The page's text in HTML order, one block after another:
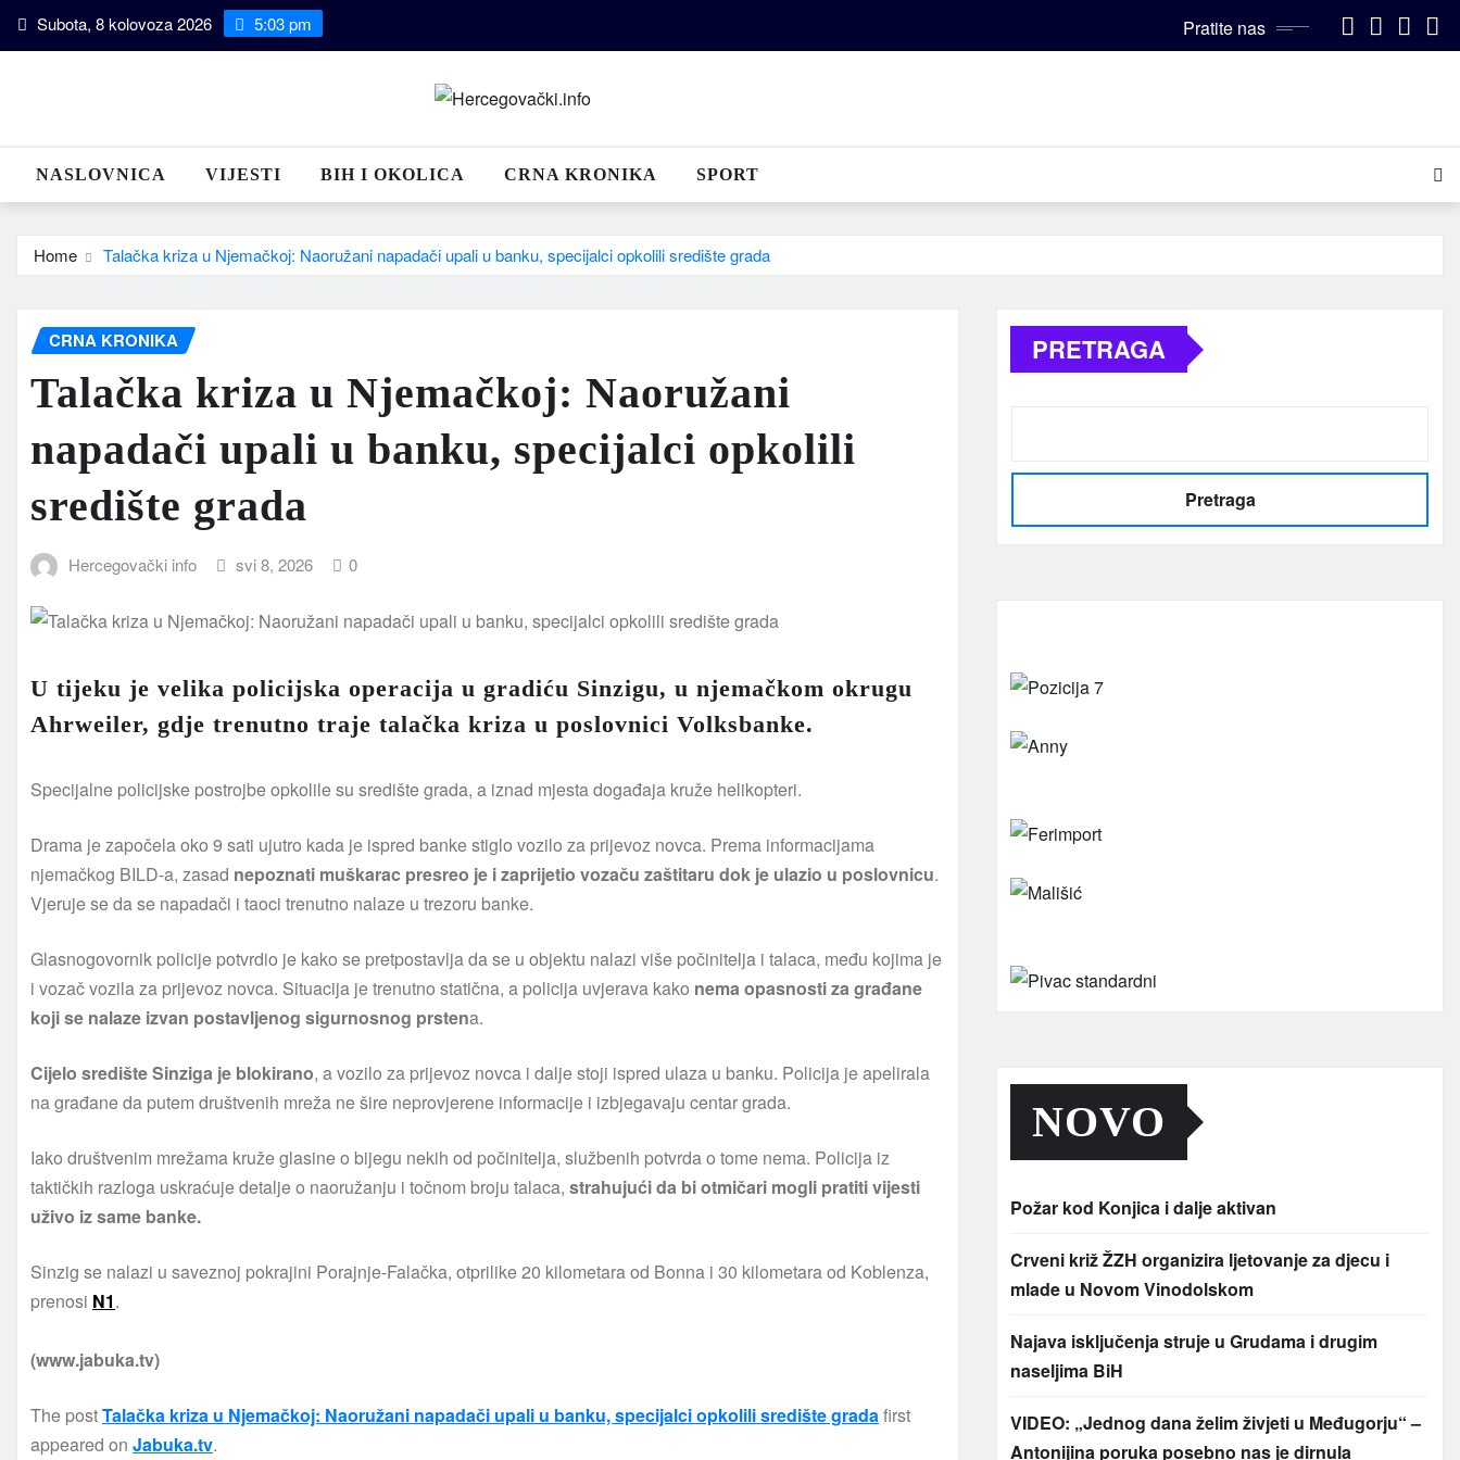
Skip Subota, 8 kolovoza 2026 5:03 pm Pratite nas
NASLOVNICA VIJESTI BIH I OKOLICA CRNA KRONIKA SPORT
Home Talačka kriza u Njemačkoj: Naoružani napadači upali u banku, specijalci opkolili središte grada
CRNA KRONIKA
Talačka kriza u Njemačkoj: Naoružani
napadači upali u banku, specijalci opkolili
središte grada
Hercegovački info svi 8, 2026 0
U tijeku je velika policijska operacija u gradiću Sinzigu, u njemačkom okrugu
Ahrweiler, gdje trenutno traje talačka kriza u poslovnici Volksbanke.
Specijalne policijske postrojbe opkolile su središte grada, a iznad mjesta događaja kruže helikopteri.
Drama je započela oko 9 sati ujutro kada je ispred banke stiglo vozilo za prijevoz novca. Prema informacijama
njemačkog BILD-a, zasad nepoznati muškarac presreo je i zaprijetio vozaču zaštitaru dok je ulazio u poslovnicu.
Vjeruje se da se napadači i taoci trenutno nalaze u trezoru banke.
Glasnogovornik policije potvrdio je kako se pretpostavlja da se u objektu nalazi više počinitelja i talaca, među kojima je
i vozač vozila za prijevoz novca. Situacija je trenutno statična, a policija uvjerava kako nema opasnosti za građane
koji se nalaze izvan postavljenog sigurnosnog prstena.
Cijelo središte Sinziga je blokirano, a vozilo za prijevoz novca i dalje stoji ispred ulaza u banku. Policija je apelirala
na građane da putem društvenih mreža ne šire neprovjerene informacije i izbjegavaju centar grada.
Iako društvenim mrežama kruže glasine o bijegu nekih od počinitelja, službenih potvrda o tome nema. Policija iz
taktičkih razloga uskraćuje detalje o naoružanju i točnom broju talaca, strahujući da bi otmičari mogli pratiti vijesti
uživo iz same banke.
Sinzig se nalazi u saveznoj pokrajini Porajnje-Falačka, otprilike 20 kilometara od Bonna i 30 kilometara od Koblenza,
prenosi N1.
(www.jabuka.tv)
The postTalačka kriza u Njemačkoj: Naoružani napadači upali u banku, specijalci opkolili središte gradafirst
appeared on Jabuka.tv.
PRETRAGA
Pretraga
NOVO
Požar kod Konjica i dalje aktivan
Crveni križ ŽZH organizira ljetovanje za djecu i
mlade u Novom Vinodolskom
Najava isključenja struje u Grudama i drugim
naseljima BiH
VIDEO: „Jednog dana želim živjeti u Međugorju“ –
Antonijina poruka posebno nas je dirnula